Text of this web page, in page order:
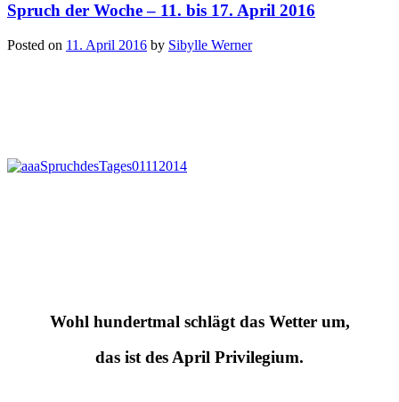
Spruch der Woche – 11. bis 17. April 2016
Posted on 11. April 2016 by Sibylle Werner
Wohl hundertmal schlägt das Wetter um,
das ist des April Privilegium.